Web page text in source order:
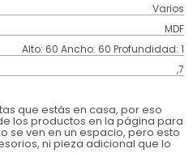
Varios
MDF
Alto: 60 Ancho: 60 Profundidad: 1
,7
que estás en casa, por eso
los productos en la página para
se ven en un espacio, pero esto
ni pieza adicional que lo